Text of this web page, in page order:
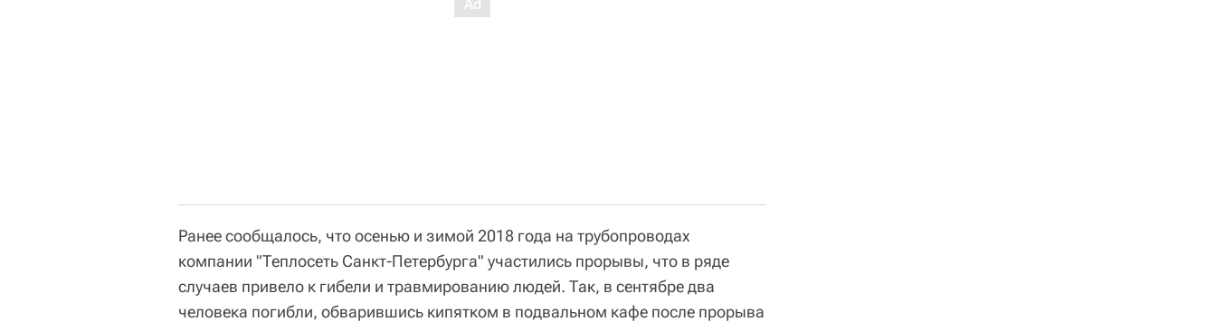
Ранее сообщалось, что осенью и зимой 2018 года на трубопроводах
компании "Теплосеть Санкт-Петербурга" участились прорывы, что в ряде
случаев привело к гибели и травмированию людей. Так, в сентябре два
человека погибли, обварившись кипятком в подвальном кафе после прорыва